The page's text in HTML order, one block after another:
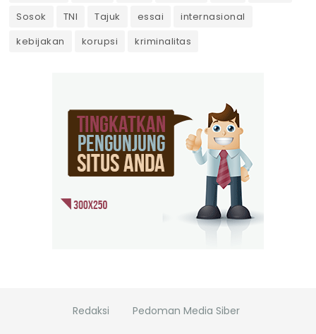
Sosok
TNI Tajuk essai
internasional
kebijakan
korupsi kriminalitas
Redaksi Pedoman Media Siber